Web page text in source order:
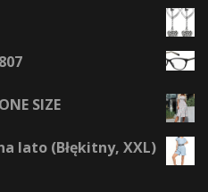
SIZE
lato (Błękitny, XXL)